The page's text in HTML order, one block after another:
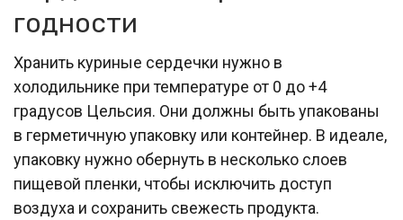
годности
Хранить куриные сердечки нужно в
холодильнике при температуре от 0 до +4
градусов Цельсия. Они должны быть упакованы
в герметичную упаковку или контейнер. В идеале,
упаковку нужно обернуть в несколько слоев
пищевой пленки, чтобы исключить доступ
воздуха и сохранить свежесть продукта.